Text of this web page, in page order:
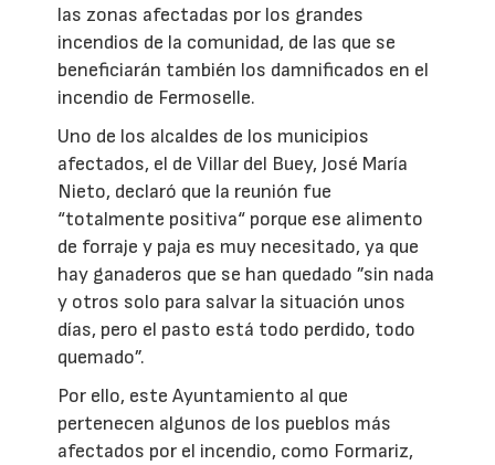
las zonas afectadas por los grandes
incendios de la comunidad, de las que se
beneficiarán también los damnificados en el
incendio de Fermoselle.
Uno de los alcaldes de los municipios
afectados, el de Villar del Buey, José María
Nieto, declaró que la reunión fue
“totalmente positiva“ porque ese alimento
de forraje y paja es muy necesitado, ya que
hay ganaderos que se han quedado ”sin nada
y otros solo para salvar la situación unos
días, pero el pasto está todo perdido, todo
quemado”.
Por ello, este Ayuntamiento al que
pertenecen algunos de los pueblos más
afectados por el incendio, como Formariz,